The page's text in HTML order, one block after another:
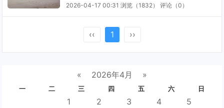
2026-04-17 00:31 浏览（1832） 评论（0 ）
‹‹ 1 ››
« 2026年4月 »
一 二 三 四 五 六 日
1 2 3 4
5